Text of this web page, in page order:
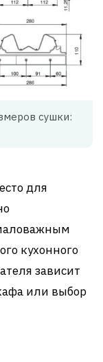
сушки:
для
кухонного
зависит
или выбор